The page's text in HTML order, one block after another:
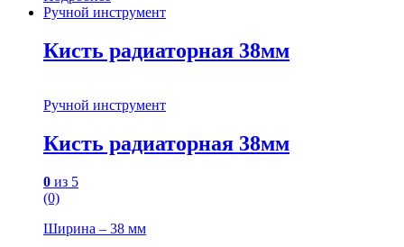
Ручной инструмент
Кисть радиаторная 38мм
Ручной инструмент
Кисть радиаторная 38мм
0 из 5
(0)
Ширина – 38 мм